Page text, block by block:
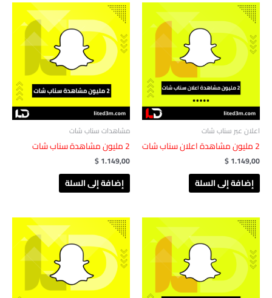
اعلان عبر سناب شات
2 مليون مشاهدة اعلان سناب شات
$1.149,00
إضافة إلى السلة
مشاهدات سناب شات
2 مليون مشاهدة ‏‏سناب شات
$1.149,00
إضافة إلى السلة